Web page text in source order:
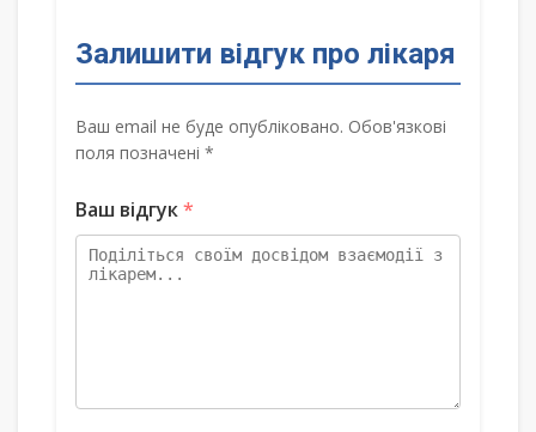
Залишити відгук про лікаря
Ваш email не буде опубліковано. Обов'язкові
поля позначені *
Ваш відгук*